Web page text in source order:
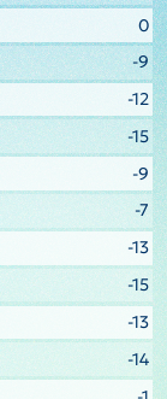
0
-9
-12
-15
-9
-7
-13
-15
-13
-14